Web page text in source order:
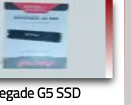
G5 SSD